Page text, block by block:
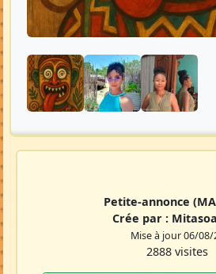
Petite-annonce
Crée par :
Mise à jour 06/08/
2888 visites